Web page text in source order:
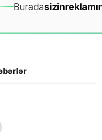
Buradasizin